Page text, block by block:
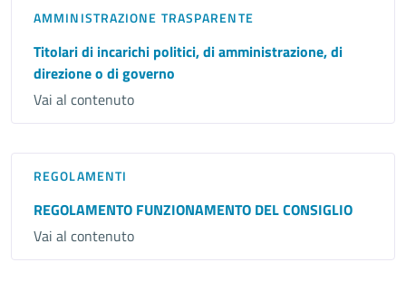
AMMINISTRAZIONE TRASPARENTE
Titolari di incarichi politici, di amministrazione, di
direzione o di governo
Vai al contenuto
REGOLAMENTI
REGOLAMENTO FUNZIONAMENTO DEL CONSIGLIO
Vai al contenuto